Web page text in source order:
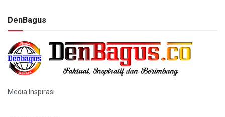
DenBagus
Media Inspirasi